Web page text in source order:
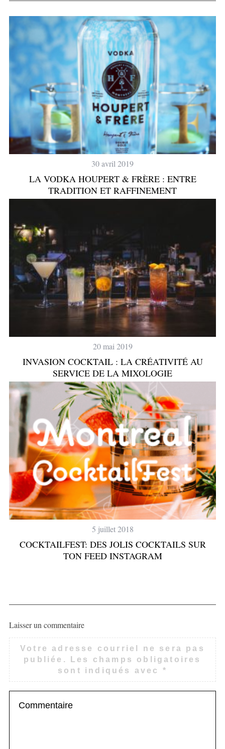
30 avril 2019
LA VODKA HOUPERT & FRÈRE : ENTRE
TRADITION ET RAFFINEMENT
20 mai 2019
INVASION COCKTAIL : LA CRÉATIVITÉ AU
SERVICE DE LA MIXOLOGIE
5 juillet 2018
COCKTAILFEST: DES JOLIS COCKTAILS SUR
TON FEED INSTAGRAM
Laisser un commentaire
Votre adresse courriel ne sera pas
publiée.
Les champs obligatoires
sont indiqués avec *